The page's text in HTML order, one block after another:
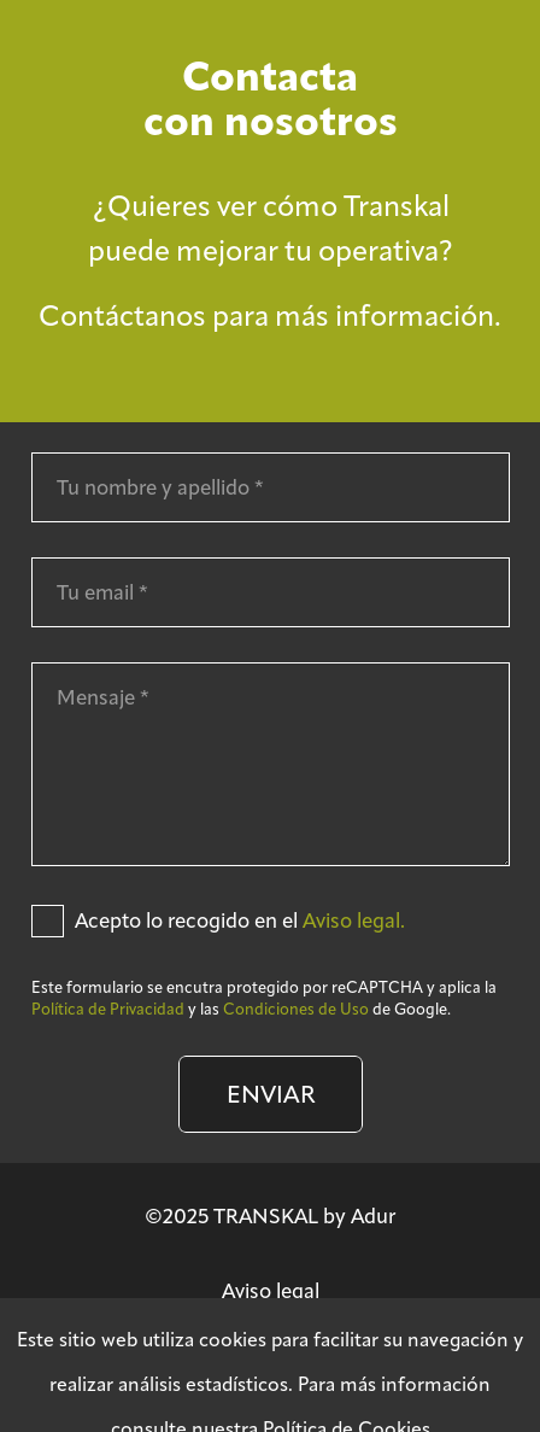
Contacta
con nosotros
¿Quieres ver cómo Transkal
puede mejorar tu operativa?
Contáctanos para más información.
Acepto lo recogido en el Aviso legal.
Este formulario se encutra protegido por reCAPTCHA y aplica la
Política de Privacidad y las Condiciones de Uso de Google.
ENVIAR
©2025 TRANSKAL by Adur
Aviso legal
Este sitio web utiliza cookies para facilitar su navegación y
realizar análisis estadísticos. Para más información